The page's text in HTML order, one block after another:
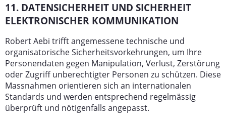
11. DATENSICHERHEIT UND SICHERHEIT
ELEKTRONISCHER KOMMUNIKATION
Robert Aebi trifft angemessene technische und
organisatorische Sicherheitsvorkehrungen, um Ihre
Personendaten gegen Manipulation, Verlust, Zerstörung
oder Zugriff unberechtigter Personen zu schützen. Diese
Massnahmen orientieren sich an internationalen
Standards und werden entsprechend regelmässig
überprüft und nötigenfalls angepasst.